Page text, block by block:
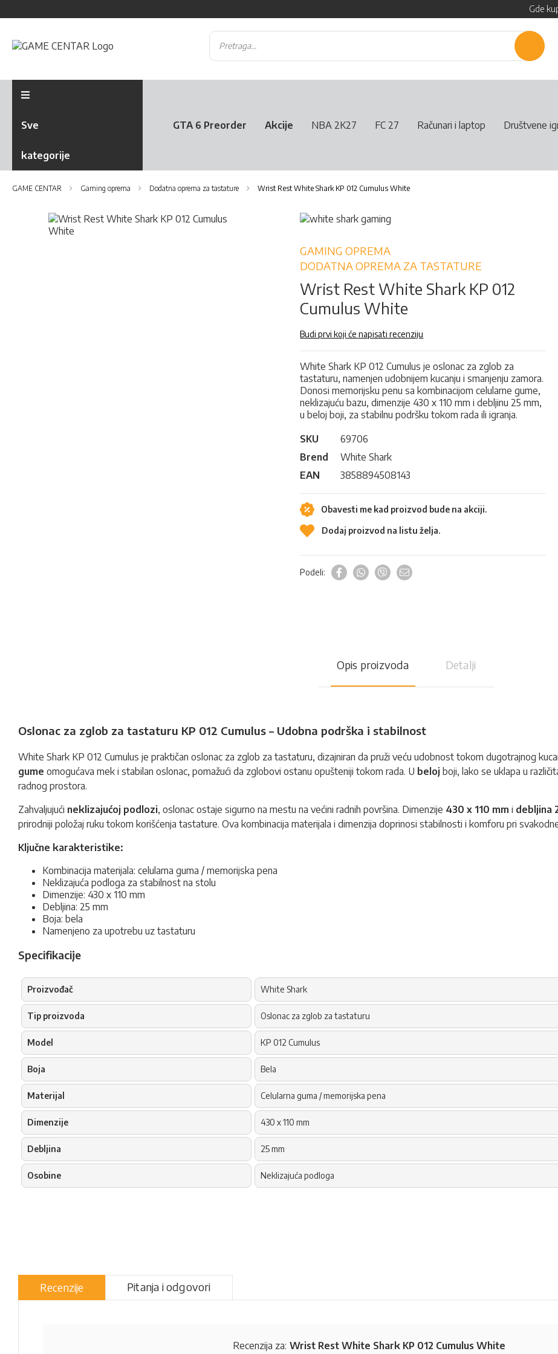
Gde
Sve
kategorije
GTA 6 Preorder Akcije NBA 2K27 FC 27 Računari i laptop Društvene
GAME CENTAR Gaming oprema Dodatna oprema za tastature Wrist Rest White Shark KP 012 Cumulus White
Skip
to
GAMING OPREMA
DODATNA OPREMA ZA TASTATURE
Wrist Rest White Shark KP 012
Cumulus White
Budi prvi koji će napisati recenziju
White Shark KP 012 Cumulus je oslonac za zglob za
tastaturu, namenjen udobnijem kucanju i smanjenju zamora.
Donosi memorijsku penu sa kombinacijom celularne gume,
neklizajuću bazu, dimenzije 430 x 110 mm i debljinu 25 mm,
u beloj boji, za stabilnu podršku tokom rada ili igranja.
SKU
69706
Brend
White Shark
EAN
3858894508143
Obavesti me kad proizvod bude na akciji.
Dodaj proizvod na listu želja.
Podeli:
Opis proizvoda Detalji
Oslonac za zglob za tastaturu KP 012 Cumulus – Udobna podrška i stabilnost
White Shark KP 012 Cumulus je praktičan oslonac za zglob za tastaturu, dizajniran da pruži veću udobnost tokom dugotrajnog
gume omogućava mek i stabilan oslonac, pomažući da zglobovi ostanu opušteniji tokom rada. U beloj boji, lako se uklapa u
radnog prostora.
Zahvaljujući neklizajućoj podlozi, oslonac ostaje sigurno na mestu na većini radnih površina. Dimenzije 430 x 110 mm i debljina
prirodniji položaj ruku tokom korišćenja tastature. Ova kombinacija materijala i dimenzija doprinosi stabilnosti i komforu pri
Ključne karakteristike:
Kombinacija materijala: celularna guma / memorijska pena
Neklizajuća podloga za stabilnost na stolu
Dimenzije: 430 x 110 mm
Debljina: 25 mm
Boja: bela
Namenjeno za upotrebu uz tastaturu
Specifikacije
Proizvođač White Shark
Tip proizvoda Oslonac za zglob za tastaturu
Model KP 012 Cumulus
Boja Bela
Materijal Celularna guma / memorijska pena
Dimenzije 430 x 110 mm
Debljina 25 mm
Osobine Neklizajuća podloga
Recenzije Pitanja i odgovori
Recenzija za: Wrist Rest White Shark KP 012 Cumulus White